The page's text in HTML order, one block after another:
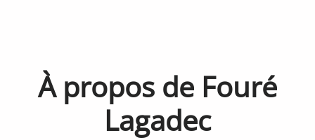
À propos de Fouré
Lagadec